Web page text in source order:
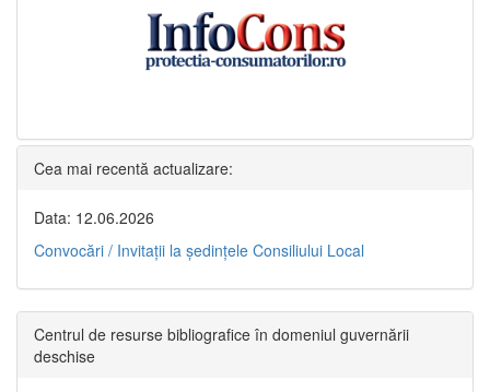
Cea mai recentă actualizare:
Data: 12.06.2026
Convocări / Invitaţii la şedinţele Consiliului Local
Centrul de resurse bibliografice în domeniul guvernării
deschise